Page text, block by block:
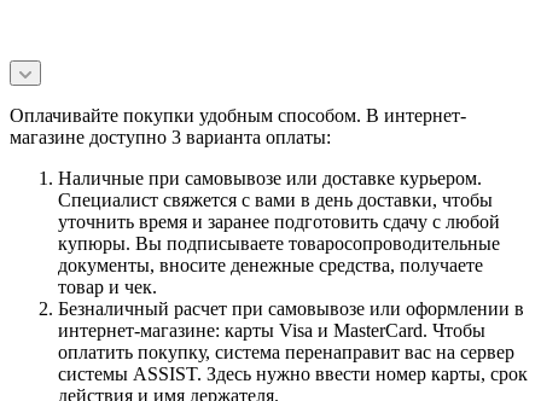
Оплачивайте покупки удобным способом. В интернет-
магазине доступно 3 варианта оплаты:
Наличные при самовывозе или доставке курьером.
Специалист свяжется с вами в день доставки, чтобы
уточнить время и заранее подготовить сдачу с любой
купюры. Вы подписываете товаросопроводительные
документы, вносите денежные средства, получаете
товар и чек.
Безналичный расчет при самовывозе или оформлении в
интернет-магазине: карты Visa и MasterCard. Чтобы
оплатить покупку, система перенаправит вас на сервер
системы ASSIST. Здесь нужно ввести номер карты, срок
действия и имя держателя.